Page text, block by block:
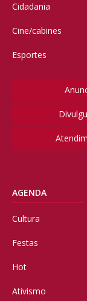
Cidadania
Cine/cabines
Esportes
AGENDA
Cultura
Festas
Hot
Ativismo